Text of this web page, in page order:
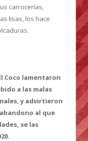
carrocerías,
lisas, los hace
Coco lamentaron
a las malas
y advirtieron
al que
se las